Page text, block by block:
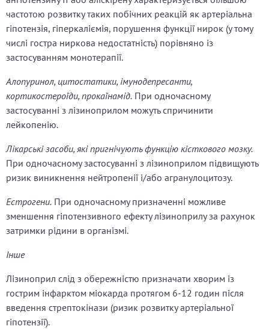
частотою розвитку таких побічних реакцій як артеріальна
гіпотензія, гіперкаліємія, порушення функції нирок (у тому
числі гостра ниркова недостатність) порівняно із
застосуванням монотерапії.
Алопуринол, цитостатики, імунодепресанти,
кортикостероїди, прокаїнамід. При одночасному
застосуванні з лізиноприлом можуть спричинити
лейкопенію.
Лікарські засоби, які пригнічують функцію кісткового мозку.
При одночасному застосуванні з лізиноприлом підвищують
ризик виникнення нейтропенії і/або агранулоцитозу.
Естрогени. При одночасному призначенні можливе
зменшення гіпотензивного ефекту лізиноприлу за рахунок
затримки рідини в організмі.
Інше
Лізиноприл слід з обережністю призначати хворим із
гострим інфарктом міокарда протягом 6-12 годин після
введення стрептокінази (ризик розвитку артеріальної
гіпотензії).